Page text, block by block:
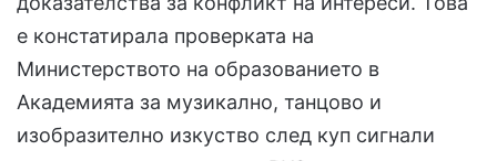
е констатирала проверката на
Министерството на образованието в
Академията за музикално, танцово и
изобразително изкуство след куп сигнали